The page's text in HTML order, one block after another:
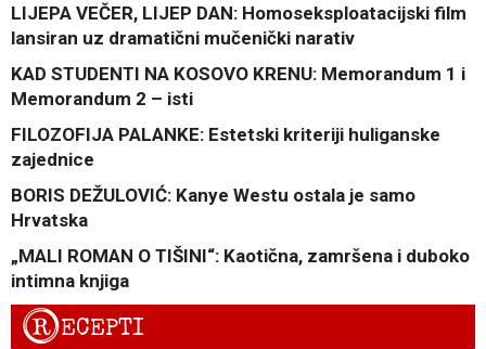
LIJEPA VEČER, LIJEP DAN: Homoseksploatacijski film
lansiran uz dramatični mučenički narativ
KAD STUDENTI NA KOSOVO KRENU: Memorandum 1 i
Memorandum 2 – isti
FILOZOFIJA PALANKE: Estetski kriteriji huliganske
zajednice
BORIS DEŽULOVIĆ: Kanye Westu ostala je samo
Hrvatska
„MALI ROMAN O TIŠINI“: Kaotična, zamršena i duboko
intimna knjiga
RECEPTI